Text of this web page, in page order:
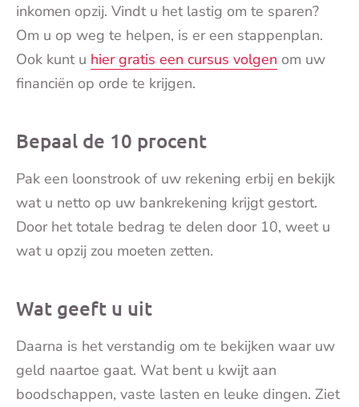
inkomen opzij. Vindt u het lastig om te sparen?
Om u op weg te helpen, is er een stappenplan.
Ook kunt u hier gratis een cursus volgen om uw
financiën op orde te krijgen.
Bepaal de 10 procent
Pak een loonstrook of uw rekening erbij en bekijk
wat u netto op uw bankrekening krijgt gestort.
Door het totale bedrag te delen door 10, weet u
wat u opzij zou moeten zetten.
Wat geeft u uit
Daarna is het verstandig om te bekijken waar uw
geld naartoe gaat. Wat bent u kwijt aan
boodschappen, vaste lasten en leuke dingen. Ziet